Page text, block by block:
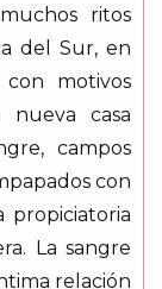
ritos
del Sur, en
motivos
nueva casa
campos
con
propiciatoria
La sangre
relación